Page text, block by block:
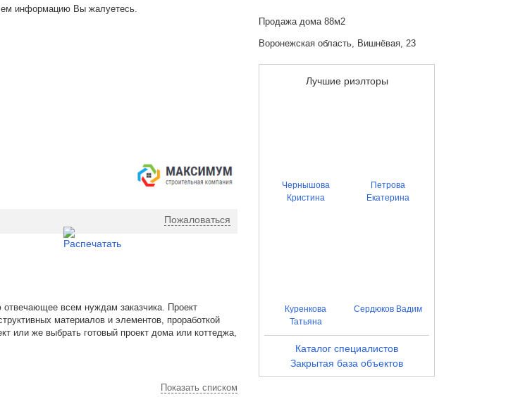
информацию Вы жалуетесь.
Пожаловаться
всем нуждам заказчика. Проект
материалов и элементов, проработкой
или же выбрать готовый проект дома или коттеджа,
Показать списком
Продажа дома 88м2
Воронежская область, Вишнёвая, 23
Лучшие риэлторы
Чернышова
Кристина
Петрова
Екатерина
Куренкова
Татьяна
Сердюков Вадим
Каталог специалистов
Закрытая база объектов